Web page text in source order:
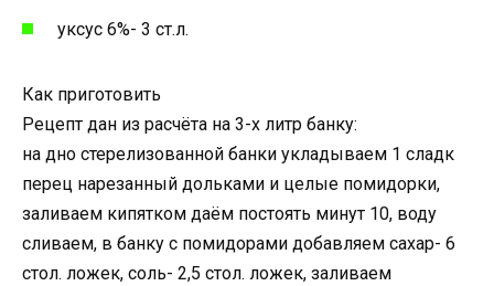
уксус 6%- 3 ст.л.
Как приготовить
Рецепт дан из расчёта на 3-х литр банку:
на дно стерелизованной банки укладываем 1 сладк
перец нарезанный дольками и целые помидорки,
заливаем кипятком даём постоять минут 10, воду
сливаем, в банку с помидорами добавляем сахар- 6
стол. ложек, соль- 2,5 стол. ложек, заливаем